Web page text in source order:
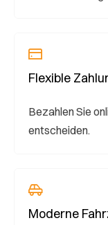
Flexible
Bezahlen Sie
entscheiden.
Moderne